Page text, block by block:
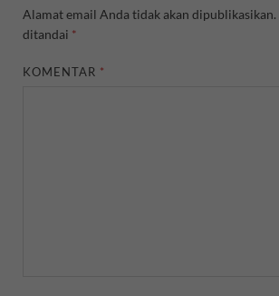
Alamat email Anda tidak akan dipublikasikan.
ditandai *
KOMENTAR *